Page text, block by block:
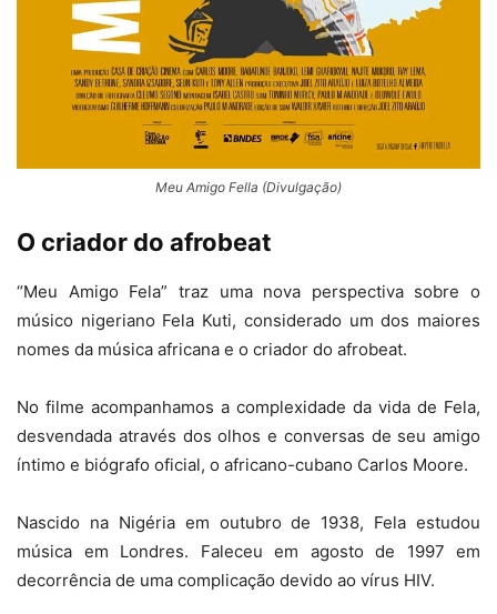
Meu Amigo Fella (Divulgação)
O criador do afrobeat
“Meu Amigo Fela” traz uma nova perspectiva sobre o
músico nigeriano Fela Kuti, considerado um dos maiores
nomes da música africana e o criador do afrobeat.
No filme acompanhamos a complexidade da vida de Fela,
desvendada através dos olhos e conversas de seu amigo
íntimo e biógrafo oficial, o africano-cubano Carlos Moore.
Nascido na Nigéria em outubro de 1938, Fela estudou
música em Londres. Faleceu em agosto de 1997 em
decorrência de uma complicação devido ao vírus HIV.